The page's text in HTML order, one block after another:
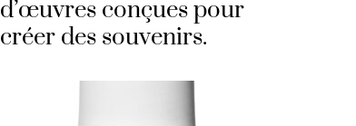
d’œuvres conçues pour
créer des souvenirs.